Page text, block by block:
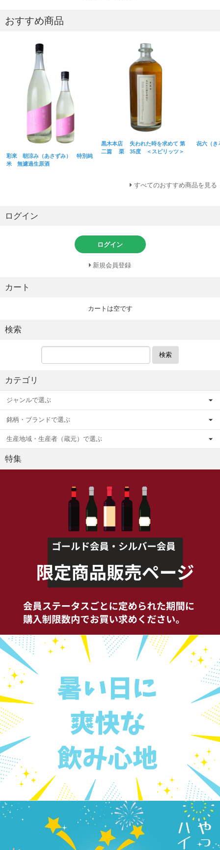
おすすめ商品
彩來 朝涼み（あさずみ） 特別純
米 無濾過生原酒
黒木本店 失われた時を求めて 第
二篇 栗 35度 ＜スピリッツ＞
㐂六（
すべてのおすすめ商品を見る
ログイン
ログイン
新規会員登録
カート
カートは空です
検索
検索
カテゴリ
ジャンルで選ぶ
銘柄・ブランドで選ぶ
生産地域・生産者（蔵元）で選ぶ
特集